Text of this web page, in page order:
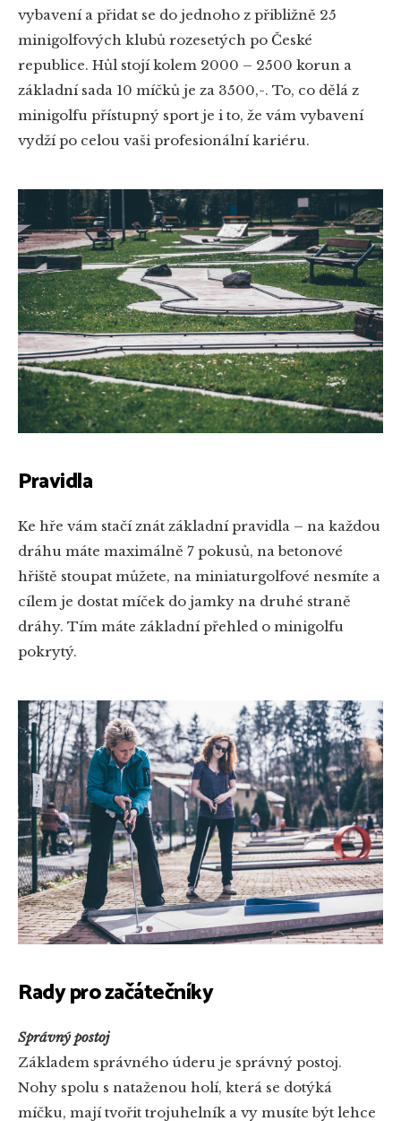
vybavení a přidat se do jednoho z přibližně 25
minigolfových klubů rozesetých po České
republice. Hůl stojí kolem 2000 – 2500 korun a
základní sada 10 míčků je za 3500,-. To, co dělá z
minigolfu přístupný sport je i to, že vám vybavení
vydží po celou vaši profesionální kariéru.
Pravidla
Ke hře vám stačí znát základní pravidla – na každou
dráhu máte maximálně 7 pokusů, na betonové
hřiště stoupat můžete, na miniaturgolfové nesmíte a
cílem je dostat míček do jamky na druhé straně
dráhy. Tím máte základní přehled o minigolfu
pokrytý.
Rady pro začátečníky
Správný postoj
Základem správného úderu je správný postoj.
Nohy spolu s nataženou holí, která se dotýká
míčku, mají tvořit trojuhelník a vy musíte být lehce